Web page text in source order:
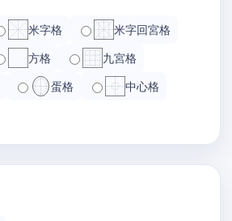
米字格 米字回宮格
方格 九宮格
蛋格 中心格